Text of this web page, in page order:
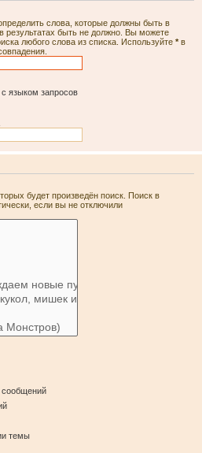
слова, которые должны быть в
результатах быть не должно. Вы можете
любого слова из списка. Используйте *в
языком запросов
будет произведён поиск. Поиск в
если вы не отключили
сообщений
темы